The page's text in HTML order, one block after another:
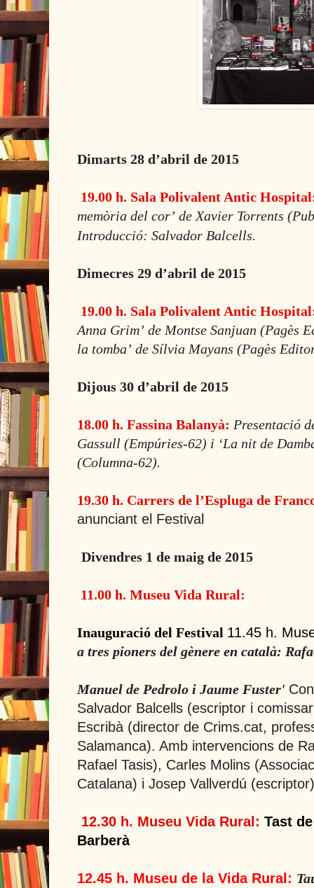
Dimarts 28 dʼabril de 2015
19.00 h. Sala Polivalent Antic
memòria del corʼ de Xavier Torrents
Introducció: Salvador Balcells.
Dimecres 29 dʼabril de 2015
19.00 h. Sala Polivalent Antic
Anna Grimʼ de Montse Sanjuan (Pagès
la tombaʼ de Sílvia Mayans (Pagès
Dijous 30 dʼabril de 2015
18.00 h. Fassina Balanyà: Presentació
Gassull (Empúries-62) i ʻLa nit de
(Columna-62).
19.30 h. Carrers de lʼEspluga de
anunciant el Festival
Divendres 1 de maig de 2015
11.00 h. Museu Vida Rural:
Inauguració del Festival 11.45 h.
a tres pioners del gènere en català:
Manuel de Pedrolo i Jaume Fuster'
Salvador Balcells (escriptor i
Escribà (director de Crims.cat,
Salamanca). Amb intervencions de
Rafael Tasis), Carles Molins
Catalana) i Josep Vallverdú
12.30 h. Museu Vida Rural: Tast
Barberà
12.45 h. Museu de la Vida Rural: